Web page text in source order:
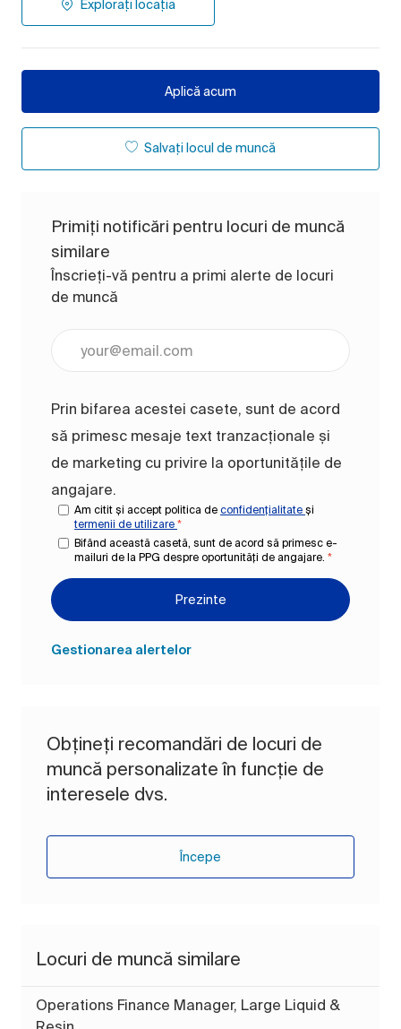
Explorați locația
Aplică acum
Salvați locul de muncă
Primiți notificări pentru locuri de muncă
similare
Înscrieți-vă pentru a primi alerte de locuri
de muncă
Prin bifarea acestei casete, sunt de acord
să primesc mesaje text tranzacționale și
de marketing cu privire la oportunitățile de
angajare.
Am citit și accept politica de confidențialitate și
termenii de utilizare *
Bifând această casetă, sunt de acord să primesc e-
mailuri de la PPG despre oportunități de angajare. *
Prezinte
Gestionarea alertelor
Obțineți recomandări de locuri de
muncă personalizate în funcție de
interesele dvs.
Începe
Locuri de muncă similare
Operations Finance Manager, Large Liquid &